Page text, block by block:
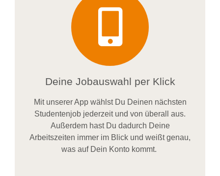
Deine Jobauswahl per Klick
Mit unserer App wählst Du Deinen nächsten
Studentenjob jederzeit und von überall aus.
Außerdem hast Du dadurch Deine
Arbeitszeiten immer im Blick und weißtgenau,
was auf Dein Konto kommt.